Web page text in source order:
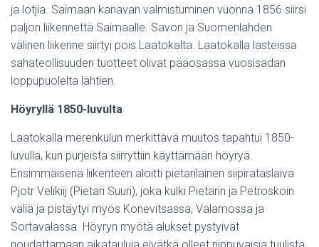
ja lotjia. Saimaan kanavan valmistuminen vuonna 1856 siirsi
paljon liikennettä Saimaalle. Savon ja Suomenlahden
välinen liikenne siirtyi pois Laatokalta. Laatokalla lasteissa
sahateollisuuden tuotteet olivat pääosassa vuosisadan
loppupuolelta lähtien.
Höyryllä 1850-luvulta
Laatokalla merenkulun merkittävä muutos tapahtui 1850-
luvulla, kun purjeista siirryttiin käyttämään höyryä.
Ensimmäisenä liikenteen aloitti pietarilainen siipirataslaiva
Pjotr Velikiij (Pietari Suuri), joka kulki Pietarin ja Petroskoin
väliä ja pistäytyi myös Konevitsassa, Valamossa ja
Sortavalassa. Höyryn myötä alukset pystyivät